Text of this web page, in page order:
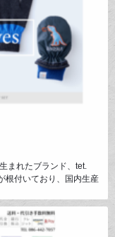
まれたブランド、tet.
根付いており、国内生産
いくとともに、産業の今